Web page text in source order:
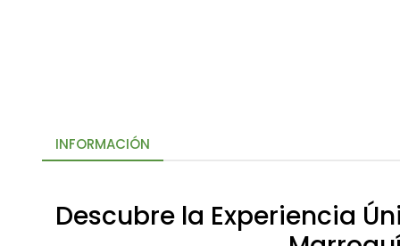
INFORMACIÓN
Descubre la Experiencia